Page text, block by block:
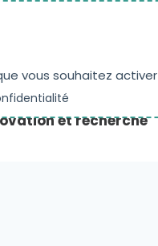
et recherche
vous souhaitez activer